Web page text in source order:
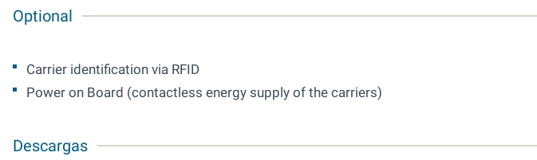
Optional
Carrier identification via RFID
Power on Board (contactless energy supply of the carriers)
Descargas